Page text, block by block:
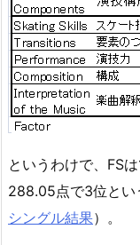
というわけで、FS
288.05点で3位とい
シングル結果）。